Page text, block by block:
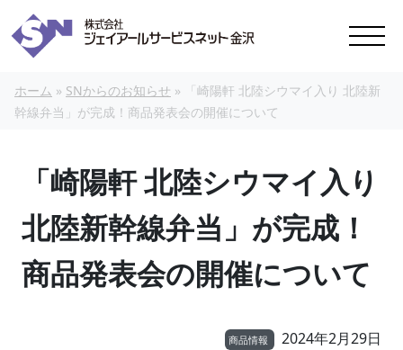
本文へスキップ
ホーム » SNからのお知らせ »
「崎陽軒 北陸シウマイ入り 北陸新
幹線弁当」が完成！商品発表会の開催について
「崎陽軒 北陸シウマイ入り
北陸新幹線弁当」が完成！
商品発表会の開催について
商品情報 2024年2月29日